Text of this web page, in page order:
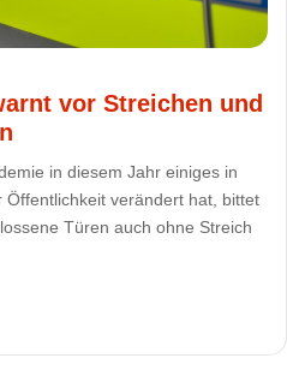
vor Streichen und
in diesem Jahr einiges in
Öffentlichkeit verändert hat, bittet
Türen auch ohne Streich